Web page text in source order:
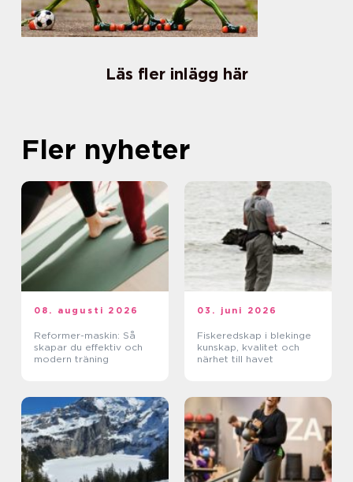
Läs fler inlägg här
Fler nyheter
08. augusti 2026
Reformer-maskin: Så
skapar du effektiv och
modern träning
03. juni 2026
Fiskeredskap i blekinge
kunskap, kvalitet och
närhet till havet